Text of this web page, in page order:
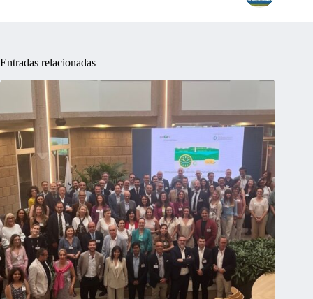
Entradas relacionadas